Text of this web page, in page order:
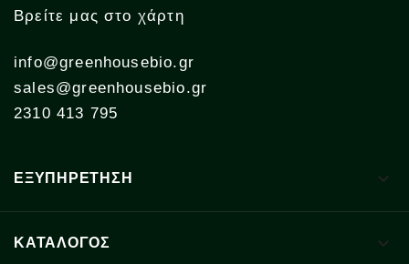
Βρείτε μας στο χάρτη
info@greenhousebio.gr
sales@greenhousebio.gr
2310 413 795
ΕΞΥΠΗΡΕΤΗΣΗ 
ΚΑΤΑΛΟΓΟΣ 